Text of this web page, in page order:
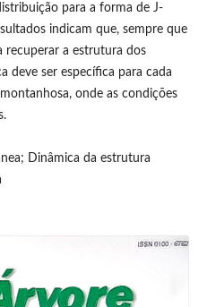
para a forma de J-
indicam que, sempre que
recuperar a estrutura dos
deve ser específica para cada
onde as condições
Dinâmica da estrutura